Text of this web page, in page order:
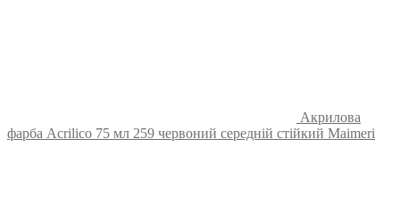
Акрилова
фарба Acrilico 75 мл 259 червоний середній стійкий Maimeri